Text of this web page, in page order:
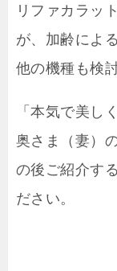
リファカラッ
が、加齢によ
他の機種も検
「本気で美し
奥さま（妻）
の後ご紹介す
ださい。